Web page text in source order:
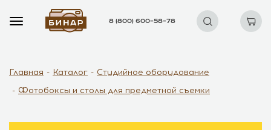
8 (800) 600–58–78
Главная Каталог
Студийное оборудование
Фотобоксы и столы для предметной съемки